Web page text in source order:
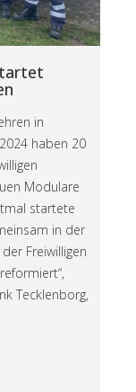
in
haben 20
Modulare
startete
in der
Freiwilligen
Tecklenborg,